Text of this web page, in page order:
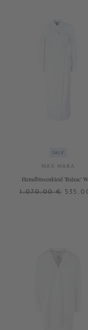
SALE
MAX MARA
Hemdblusenkleid 'Balzac'
1.070,00 €